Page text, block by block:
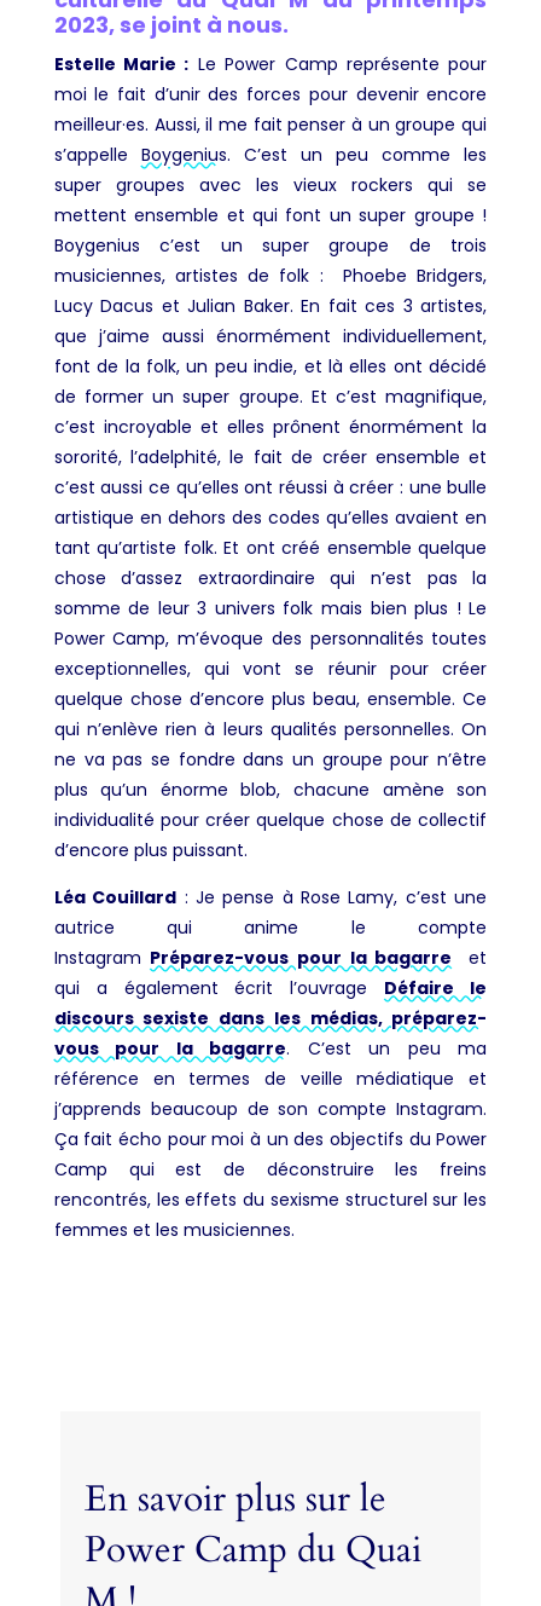
2023, se joint à nous.
Estelle Marie : Le Power Camp représente pour
moi le fait d’unir des forces pour devenir encore
meilleur·es. Aussi, il me fait penser à un groupe qui
s’appelle Boygenius. C’est un peu comme les
super groupes avec les vieux rockers qui se
mettent ensemble et qui font un super groupe !
Boygenius c’est un super groupe de trois
musiciennes, artistes de folk : Phoebe Bridgers,
Lucy Dacus et Julian Baker. En fait ces 3 artistes,
que j’aime aussi énormément individuellement,
font de la folk, un peu indie, et là elles ont décidé
de former un super groupe. Et c’est magnifique,
c’est incroyable et elles prônent énormément la
sororité, l’adelphité, le fait de créer ensemble et
c’est aussi ce qu’elles ont réussi à créer : une bulle
artistique en dehors des codes qu’elles avaient en
tant qu’artiste folk. Et ont créé ensemble quelque
chose d’assez extraordinaire qui n’est pas la
somme de leur 3 univers folk mais bien plus ! Le
Power Camp, m’évoque des personnalités toutes
exceptionnelles, qui vont se réunir pour créer
quelque chose d’encore plus beau, ensemble. Ce
qui n’enlève rien à leurs qualités personnelles. On
ne va pas se fondre dans un groupe pour n’être
plus qu’un énorme blob, chacune amène son
individualité pour créer quelque chose de collectif
d’encore plus puissant.
Léa Couillard : Je pense à Rose Lamy, c’est une
autrice qui anime le compte
Instagram Préparez-vous pour la bagarre
et
qui a également écrit l’ouvrage Défaire le
discours sexiste dans les médias, préparez-
vous pour la bagarre. C’est un peu ma
référence en termes de veille médiatique et
j’apprends beaucoup de son compte Instagram.
Ça fait écho pour moi à un des objectifs du Power
Camp qui est de déconstruire les freins
rencontrés, les effets du sexisme structurel sur les
femmes et les musiciennes.
En savoir plus sur le
Power Camp du Quai